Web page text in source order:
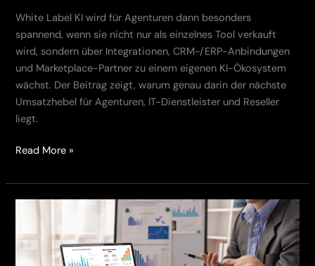
White Label KI wird für Agenturen dann besonders
spannend, wenn sie nicht nur als einzelnes Tool verkauft
wird, sondern über Integrationen, CRM-/ERP-Anbindungen
und Marketplace-Partner zu einem eigenen KI-Ökosystem
wächst. Der Beitrag zeigt, warum genau darin der nächste
Umsatzhebel für Agenturen, IT-Dienstleister und Reseller
liegt.
Read More »
White
KI